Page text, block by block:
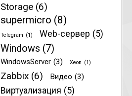
Storage (6)
supermicro (8)
Telegram (1) Web-сервер (5)
Windows (7)
WindowsServer (3) Xeon (1)
Zabbix (6) Видео (3)
Виртуализация (5)